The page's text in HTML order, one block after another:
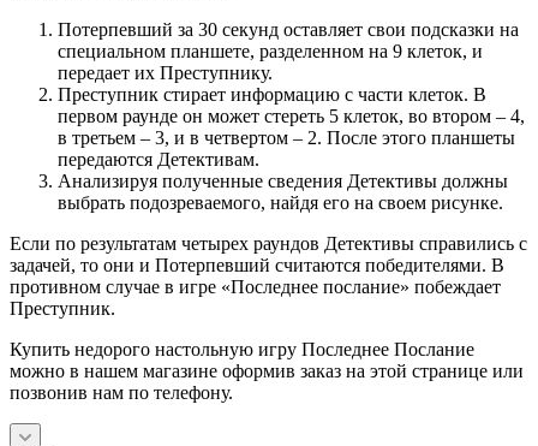
Потерпевший за 30 секунд оставляет свои подсказки на
специальном планшете, разделенном на 9 клеток, и
передает их Преступнику.
Преступник стирает информацию с части клеток. В
первом раунде он может стереть 5 клеток, во втором – 4,
в третьем – 3, и в четвертом – 2. После этого планшеты
передаются Детективам.
Анализируя полученные сведения Детективы должны
выбрать подозреваемого, найдя его на своем рисунке.
Если по результатам четырех раундов Детективы справились с
задачей, то они и Потерпевший считаются победителями. В
противном случае в игре «Последнее послание» побеждает
Преступник.
Купить недорого настольную игру Последнее Послание
можно в нашем магазине оформив заказ на этой странице или
позвонив нам по телефону.